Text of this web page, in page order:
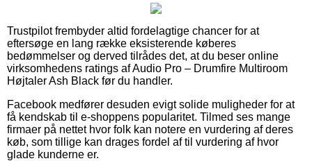
Trustpilot frembyder altid fordelagtige chancer for at
eftersøge en lang række eksisterende køberes
bedømmelser og derved tilrådes det, at du beser online
virksomhedens ratings af Audio Pro – Drumfire Multiroom
Højtaler Ash Black før du handler.
Facebook medfører desuden evigt solide muligheder for at
få kendskab til e-shoppens popularitet. Tilmed ses mange
firmaer på nettet hvor folk kan notere en vurdering af deres
køb, som tillige kan drages fordel af til vurdering af hvor
glade kunderne er.